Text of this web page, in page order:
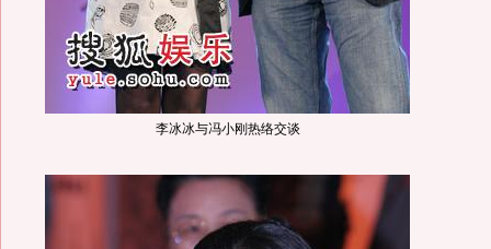
李冰冰与冯小刚热络交谈